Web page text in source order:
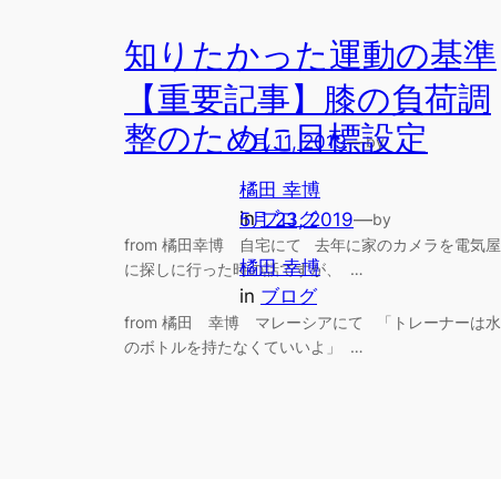
知りたかった運動の基準
7月 11, 2019—by
橘田 幸博
inブログ
from 橘田幸博 自宅にて 去年に家のカメラを電気屋
に探しに行った時の話ですが、 …
【重要記事】膝の負荷調
整のために目標設定
5月 23, 2019—by
橘田 幸博
in ブログ
from 橘田 幸博 マレーシアにて 「トレーナーは水
のボトルを持たなくていいよ」 …